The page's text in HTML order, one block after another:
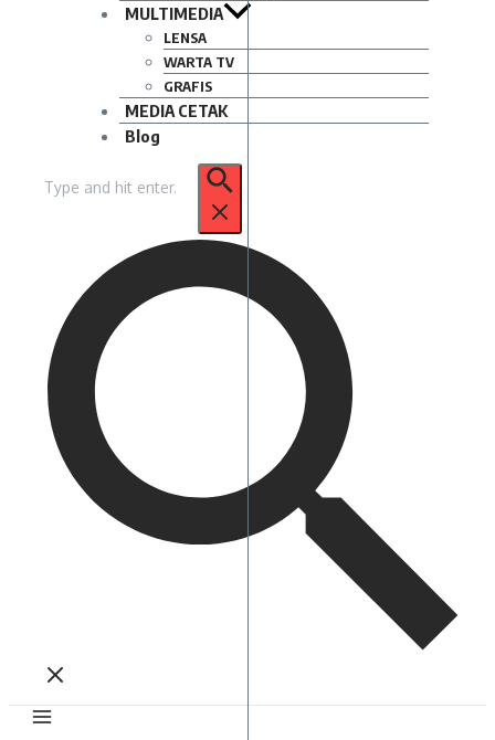
MULTIMEDIA
LENSA
WARTA TV
GRAFIS
MEDIA CETAK
Blog
untuk: